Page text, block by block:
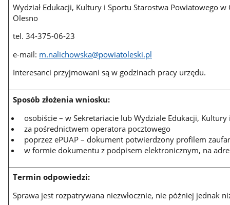
Wydział Edukacji, Kultury i Sportu Starostwa Powiatowego
Olesno
tel. 34-375-06-23
e-mail: m.nalichowska@powiatoleski.pl
Interesanci przyjmowani są w godzinach pracy urzędu.
Sposób złożenia wniosku:
osobiście – w Sekretariacie lub Wydziale Edukacji,
za pośrednictwem operatora pocztowego
poprzez ePUAP – dokument potwierdzony profilem
w formie dokumentu z podpisem elektronicznym, na
Termin odpowiedzi:
Sprawa jest rozpatrywana niezwłocznie, nie później jednak